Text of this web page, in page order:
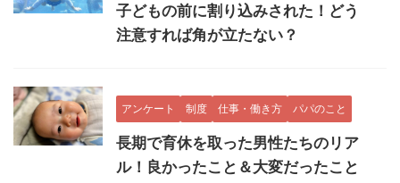
子どもの前に割り込みされた！どう
注意すれば角が立たない？
アンケート 制度 仕事・働き方 パパのこと
長期で育休を取った男性たちのリア
ル！良かったこと＆大変だったこと